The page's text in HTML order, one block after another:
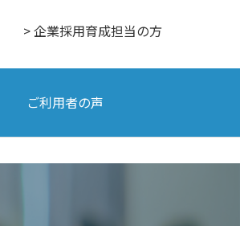
> 企業採用育成担当の方
ご利用者の声